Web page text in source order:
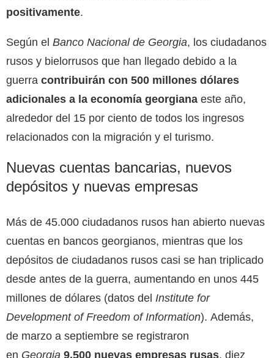
positivamente.
Según el Banco Nacional de Georgia, los ciudadanos
rusos y bielorrusos que han llegado debido a la
guerra contribuirán con 500 millones dólares
adicionales a la economía georgiana este año,
alrededor del 15 por ciento de todos los ingresos
relacionados con la migración y el turismo.
Nuevas cuentas bancarias, nuevos
depósitos y nuevas empresas
Más de 45.000 ciudadanos rusos han abierto nuevas
cuentas en bancos georgianos, mientras que los
depósitos de ciudadanos rusos casi se han triplicado
desde antes de la guerra, aumentando en unos 445
millones de dólares (datos del Institute for
Development of Freedom of Information). Además,
de marzo a septiembre se registraron
en Georgia 9.500 nuevas empresas rusas, diez